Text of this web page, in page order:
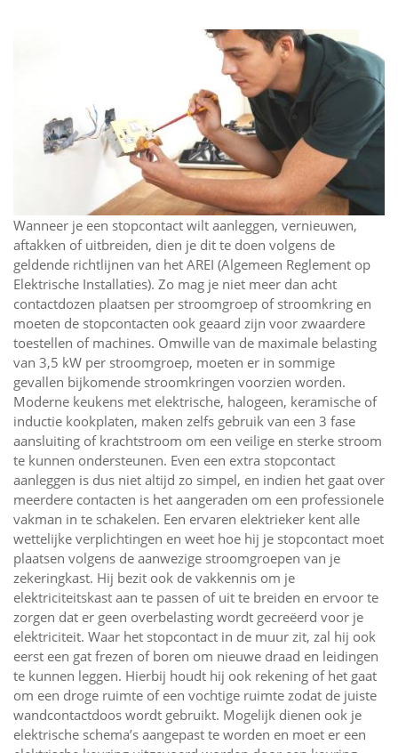
Wanneer je een stopcontact wilt aanleggen, vernieuwen,
aftakken of uitbreiden, dien je dit te doen volgens de
geldende richtlijnen van het AREI (Algemeen Reglement op
Elektrische Installaties). Zo mag je niet meer dan acht
contactdozen plaatsen per stroomgroep of stroomkring en
moeten de stopcontacten ook geaard zijn voor zwaardere
toestellen of machines. Omwille van de maximale belasting
van 3,5 kW per stroomgroep, moeten er in sommige
gevallen bijkomende stroomkringen voorzien worden.
Moderne keukens met elektrische, halogeen, keramische of
inductie kookplaten, maken zelfs gebruik van een 3 fase
aansluiting of krachtstroom om een veilige en sterke stroom
te kunnen ondersteunen. Even een extra stopcontact
aanleggen is dus niet altijd zo simpel, en indien het gaat over
meerdere contacten is het aangeraden om een professionele
vakman in te schakelen. Een ervaren elektrieker kent alle
wettelijke verplichtingen en weet hoe hij je stopcontact moet
plaatsen volgens de aanwezige stroomgroepen van je
zekeringkast. Hij bezit ook de vakkennis om je
elektriciteitskast aan te passen of uit te breiden en ervoor te
zorgen dat er geen overbelasting wordt gecreëerd voor je
elektriciteit. Waar het stopcontact in de muur zit, zal hij ook
eerst een gat frezen of boren om nieuwe draad en leidingen
te kunnen leggen. Hierbij houdt hij ook rekening of het gaat
om een droge ruimte of een vochtige ruimte zodat de juiste
wandcontactdoos wordt gebruikt. Mogelijk dienen ook je
elektrische schema’s aangepast te worden en moet er een